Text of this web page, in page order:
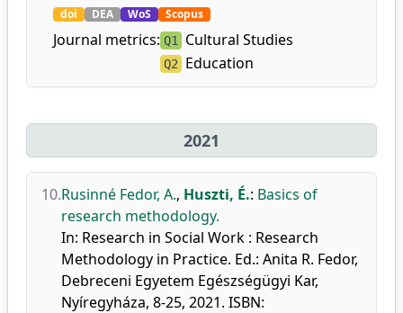
doi DEA WoS Scopus
Journal metrics: Q1 Cultural Studies
Q2 Education
2021
10.Rusinné Fedor, A., Huszti, É.: Basics of
research methodology.
In: Research in Social Work : Research
Methodology in Practice. Ed.: Anita R. Fedor,
Debreceni Egyetem Egészségügyi Kar,
Nyíregyháza, 8-25, 2021. ISBN: